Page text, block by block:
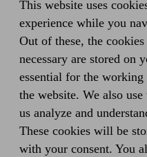
This website uses
experience while you
Out of these, the
necessary are stored on
essential for the
the website. We also
us analyze and
These cookies will be
with your consent. You